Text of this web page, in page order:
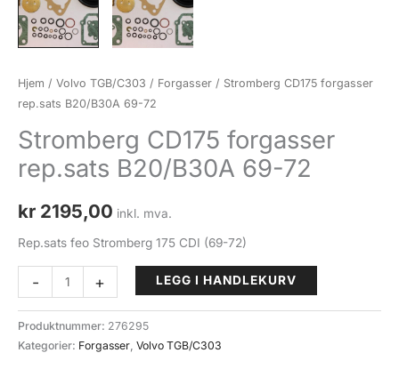
Hjem / Volvo TGB/C303 / Forgasser / Stromberg CD175 forgasser
rep.sats B20/B30A 69-72
Stromberg CD175 forgasser
rep.sats B20/B30A 69-72
kr 2195,00 inkl. mva.
Rep.sats feo Stromberg 175 CDI (69-72)
-
Stromberg
CD175
forgasser
rep.sats
+ LEGG I HANDLEKURV
Produktnummer: 276295
Kategorier: Forgasser, Volvo TGB/C303